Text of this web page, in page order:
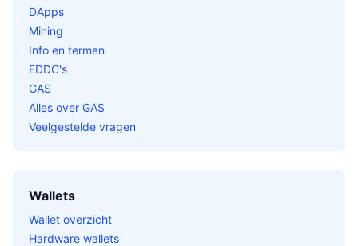
DApps
Mining
Info en termen
EDDC's
GAS
Alles over GAS
Veelgestelde vragen
Wallets
Wallet overzicht
Hardware wallets